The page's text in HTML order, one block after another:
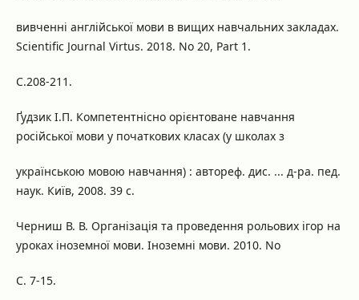
вивченні англійської мови в вищих навчальних закладах.
Scientific Journal Virtus. 2018. No 20, Part 1.
C.208-211.
Ґудзик І.П. Компетентнісно орієнтоване навчання
російської мови у початкових класах (у школах з
українською мовою навчання) : автореф. дис. ... д-ра. пед.
наук. Київ, 2008. 39 с.
Черниш В. В. Організація та проведення рольових ігор на
уроках іноземної мови. Іноземні мови. 2010. No
С. 7-15.